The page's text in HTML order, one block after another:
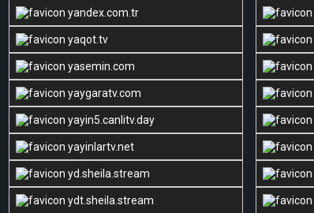
yandex.com.tr
yaqot.tv
yasemin.com
yaygaratv.com
yayin5.canlitv.day
yayinlartv.net
yd.sheila.stream
ydt.sheila.stream